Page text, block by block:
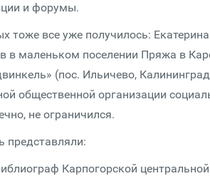
и форумы.
тоже все уже получилось:
в маленьком поселении Пряжа в
(пос. Ильичево,
общественной организации
не ограничился.
представляли:
Карпогорской